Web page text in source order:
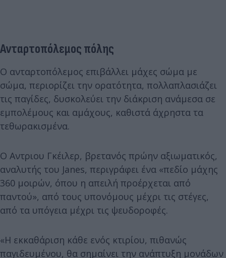
Ανταρτοπόλεμος πόλης
Ο ανταρτοπόλεμος επιβάλλει μάχες σώμα με
σώμα, περιορίζει την ορατότητα, πολλαπλασιάζει
τις παγίδες, δυσκολεύει την διάκριση ανάμεσα σε
εμπολέμους και αμάχους, καθιστά άχρηστα τα
τεθωρακισμένα.
Ο Αντριου Γκέιλερ, βρετανός πρώην αξιωματικός,
αναλυτής του Janes, περιγράφει ένα «πεδίο μάχης
360 μοιρών, όπου η απειλή προέρχεται από
παντού», από τους υπονόμους μέχρι τις στέγες,
από τα υπόγεια μέχρι τις ψευδοροφές.
«Η εκκαθάριση κάθε ενός κτιρίου, πιθανώς
παγιδευμένου, θα σημαίνει την ανάπτυξη μονάδων